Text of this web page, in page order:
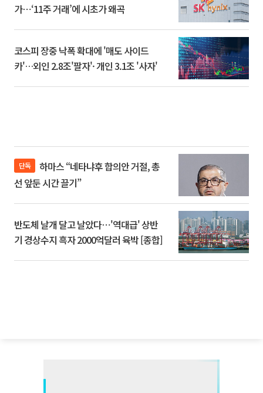
가⋯‘11주 거래’에 시초가 왜곡
코스피 장중 낙폭 확대에 '매도 사이드
카'…외인 2.8조'팔자'· 개인 3.1조 '사자'
단독
선 앞둔 시간 끌기”
반도체 날개 달고 날았다⋯'역대급' 상반
기 경상수지 흑자 2000억달러 육박 [종합]